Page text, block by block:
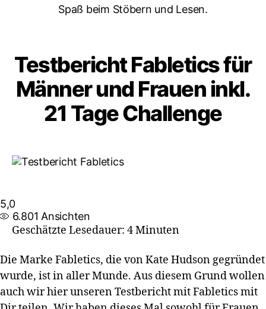
Spaß beim Stöbern und Lesen.
Testbericht Fabletics für
Männer und Frauen inkl.
21 Tage Challenge
5,0
6.801 Ansichten
Geschätzte Lesedauer: 4 Minuten
Die Marke Fabletics, die von Kate Hudson gegründet
wurde, ist in aller Munde. Aus diesem Grund wollen
auch wir hier unseren Testbericht mit Fabletics mit